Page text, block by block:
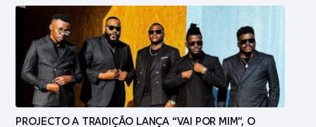
PROJECTO A TRADIÇÃO LANÇA “VAI POR MIM”, O